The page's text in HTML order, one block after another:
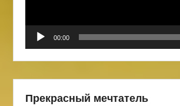
00:00
Прекрасный мечтатель